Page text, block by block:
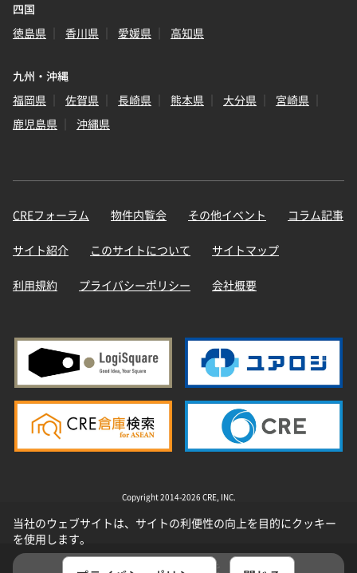
選択した物件を
四国
徳島県
香川県 愛媛県 高知県
九州・沖縄
福岡県
佐賀県 長崎県 熊本県 大分県
宮崎県
鹿児島県
沖縄県
CREフォーラム 物件内覧会 その他イベント コラム記事
サイト紹介 このサイトについて サイトマップ
利用規約 プライバシーポリシー 会社概要
Copyright 2014-2026 CRE, INC.
当社のウェブサイトは、サイトの利便性の向上を目的にクッキー
を使用します。